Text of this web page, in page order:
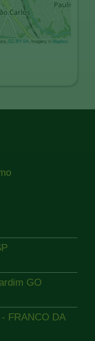
CC-BY-SA , Imagery © Mapbox
GO
FRANCO DA